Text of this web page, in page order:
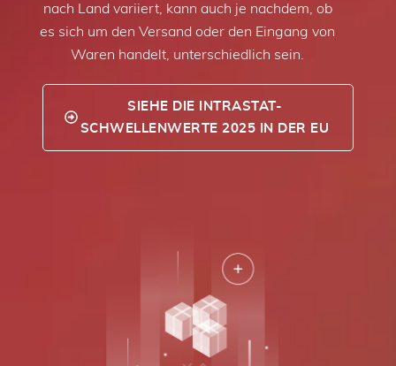
nach Land variiert, kann auch je nachdem, ob
es sich um den Versand oder den Eingang von
Waren handelt, unterschiedlich sein.
SIEHE DIE INTRASTAT-
SCHWELLENWERTE 2025 IN DER EU